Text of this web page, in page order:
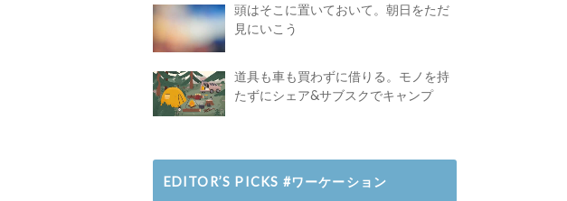
頭はそこに置いておいて。朝日をただ
見にいこう
道具も車も買わずに借りる。モノを持
たずにシェア&サブスクでキャンプ
EDITOR’S PICKS #ワーケーション